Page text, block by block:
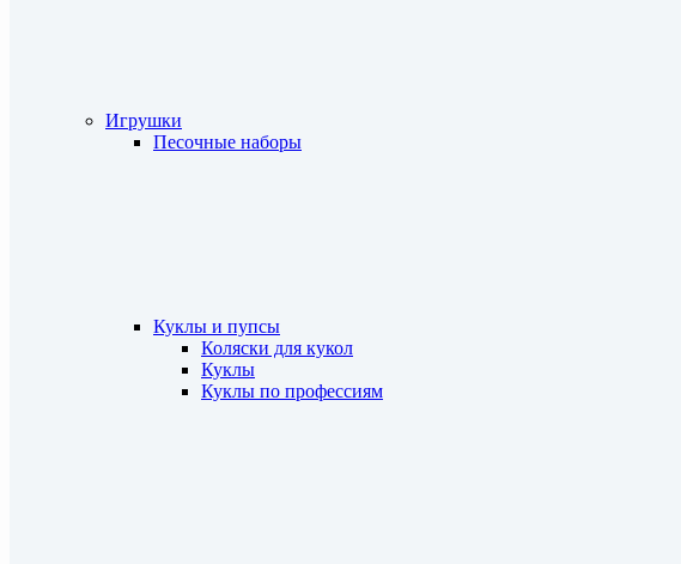
Игрушки
Песочные наборы
Куклы и пупсы
Коляски для кукол
Куклы
Куклы по профессиям